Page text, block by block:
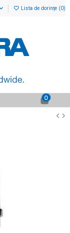
Lista de dorințe (0)
0